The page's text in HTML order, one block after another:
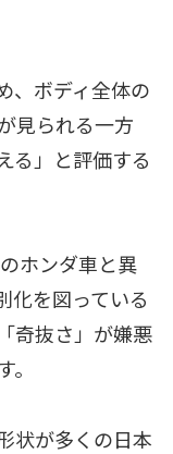
、ボディ全体の
見られる一方
る」と評価する
ホンダ車と異
化を図っている
奇抜さ」が嫌悪
状が多くの日本